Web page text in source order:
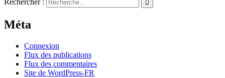
Rechercher :
Méta
Connexion
Flux des publications
Flux des commentaires
Site de WordPress-FR